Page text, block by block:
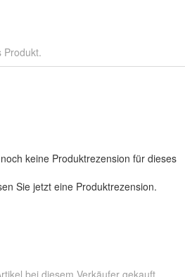
Produkt.
keine Produktrezension für dieses
Sie jetzt eine Produktrezension.